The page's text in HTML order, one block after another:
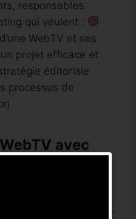
responsables
qui veulent :
WebTV et ses
projet efficace et
éditoriale
processus de
avec
!
baissée, prenez le
structurer votre projet.